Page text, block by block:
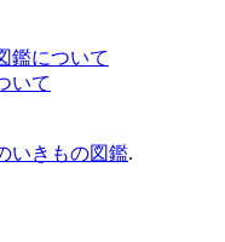
鑑について
いて
いきもの図鑑.